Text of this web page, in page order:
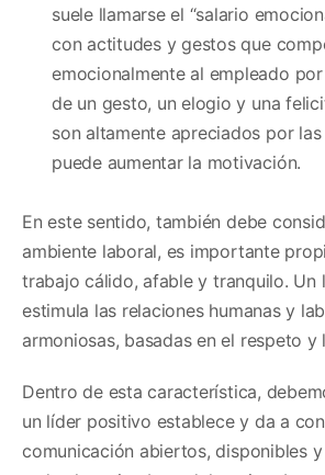
suele llamarse el “salario
con actitudes y gestos que
emocionalmente al empleado
de un gesto, un elogio y una
son altamente apreciados por
puede aumentar la motivación.
En este sentido, también debe
ambiente laboral, es importante
trabajo cálido, afable y tranquilo. Un
estimula las relaciones humanas y
armoniosas, basadas en el respeto y
Dentro de esta característica,
un líder positivo establece y da a
comunicación abiertos, disponibles